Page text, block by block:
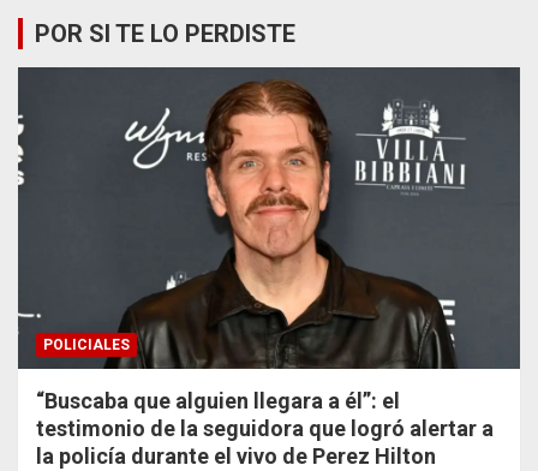
POR SI TE LO PERDISTE
POLICIALES
“Buscaba que alguien llegara a él”: el
testimonio de la seguidora que logró alertar a
la policía durante el vivo de Perez Hilton